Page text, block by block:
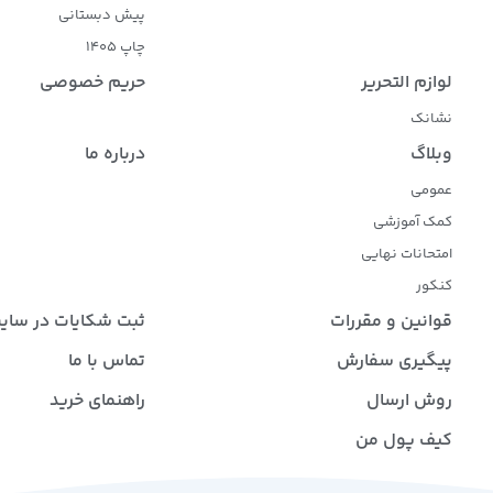
پیش دبستانی
چاپ 1405
لوازم التحریر
نشانک
حریم خصوصی
وبلاگ
عمومی
کمک آموزشی
امتحانات نهایی
کنکور
درباره ما
قوانین و مقررات
ثبت شکایات در
پیگیری سفارش
تماس با ما
روش ارسال
راهنمای خرید
کیف پول من